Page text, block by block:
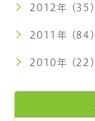
2012年 (35)
2011年 (84)
2010年 (22)